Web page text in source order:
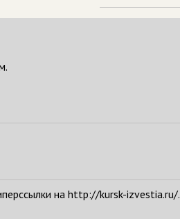
на http://kursk-izvestia.ru/.